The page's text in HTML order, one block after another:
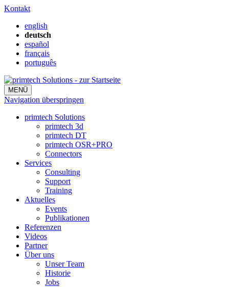
Kontakt
english
deutsch
español
français
português
MENÜ
Navigation überspringen
primtech Solutions
primtech 3d
primtech DT
primtech OSR+PRO
Connectors
Services
Consulting
Support
Training
Aktuelles
Events
Publikationen
Referenzen
Videos
Partner
Über uns
Unser Team
Historie
Jobs